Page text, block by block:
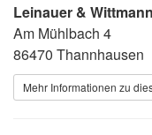
Leinauer &
Am Mühlbach 4
86470 Thannhausen
Mehr Informationen zu